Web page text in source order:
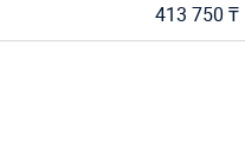
413 750 ₸